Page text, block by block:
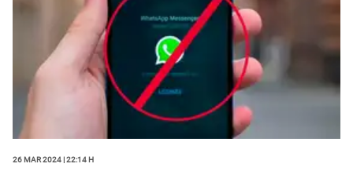
26 Mar 2024 | 22:14 h